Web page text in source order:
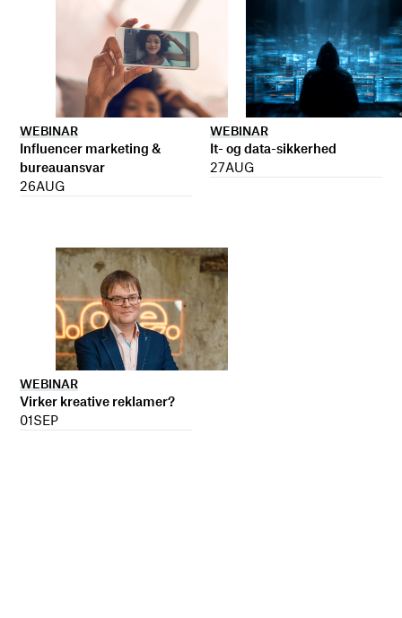
WEBINAR
Influencer marketing &
bureauansvar
26AUG
WEBINAR
It- og data-sikkerhed
27AUG
WEBINAR
Virker kreative reklamer?
01SEP